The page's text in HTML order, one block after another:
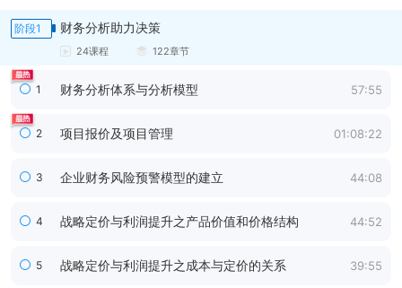
阶段1 财务分析助力决策
24课程 122章节
1 财务分析体系与分析模型 57:55
2 项目报价及项目管理 01:08:22
3 企业财务风险预警模型的建立 44:08
4 战略定价与利润提升之产品价值和价格结构 44:52
5 战略定价与利润提升之成本与定价的关系 39:55